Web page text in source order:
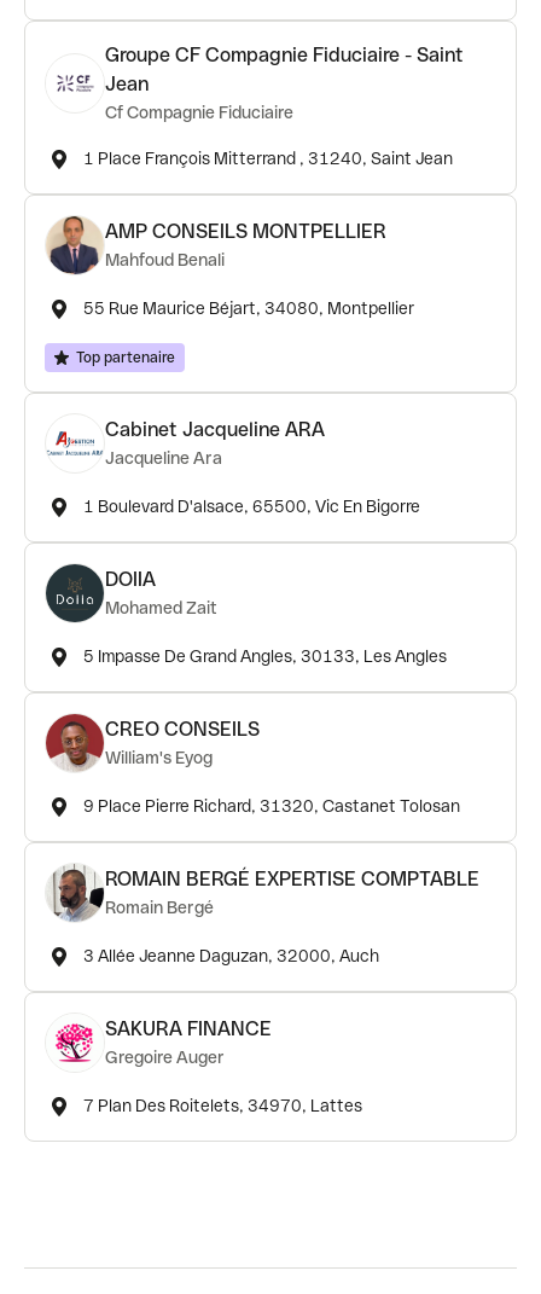
Groupe CF Compagnie Fiduciaire - Saint
Jean
Cf Compagnie Fiduciaire
1 Place François Mitterrand , 31240, Saint Jean
AMP CONSEILS MONTPELLIER
Mahfoud Benali
55 Rue Maurice Béjart, 34080, Montpellier
Top partenaire
Cabinet Jacqueline ARA
Jacqueline Ara
1 Boulevard D'alsace, 65500, Vic En Bigorre
DOIIA
Mohamed Zait
5 Impasse De Grand Angles, 30133, Les Angles
CREO CONSEILS
William's Eyog
9 Place Pierre Richard, 31320, Castanet Tolosan
ROMAIN BERGÉ EXPERTISE COMPTABLE
Romain Bergé
3 Allée Jeanne Daguzan, 32000, Auch
SAKURA FINANCE
Gregoire Auger
7 Plan Des Roitelets, 34970, Lattes